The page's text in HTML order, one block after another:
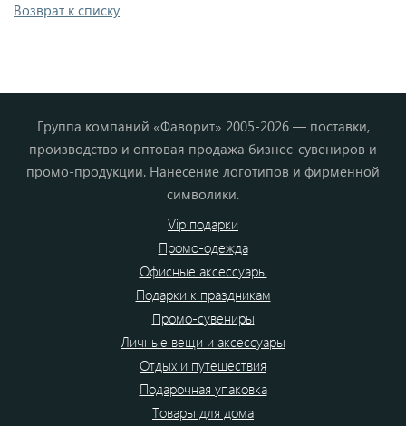
Возврат к списку
Группа компаний «Фаворит» 2005-2026 — поставки,
производство и оптовая продажа бизнес-сувениров и
промо-продукции. Нанесение логотипов и фирменной
символики.
Vip подарки
Промо-одежда
Офисные аксессуары
Подарки к праздникам
Промо-сувениры
Личные вещи и аксессуары
Отдых и путешествия
Подарочная упаковка
Товары для дома